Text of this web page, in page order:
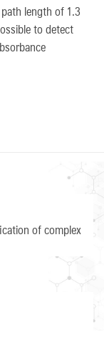
length of 1.3
to detect
of complex